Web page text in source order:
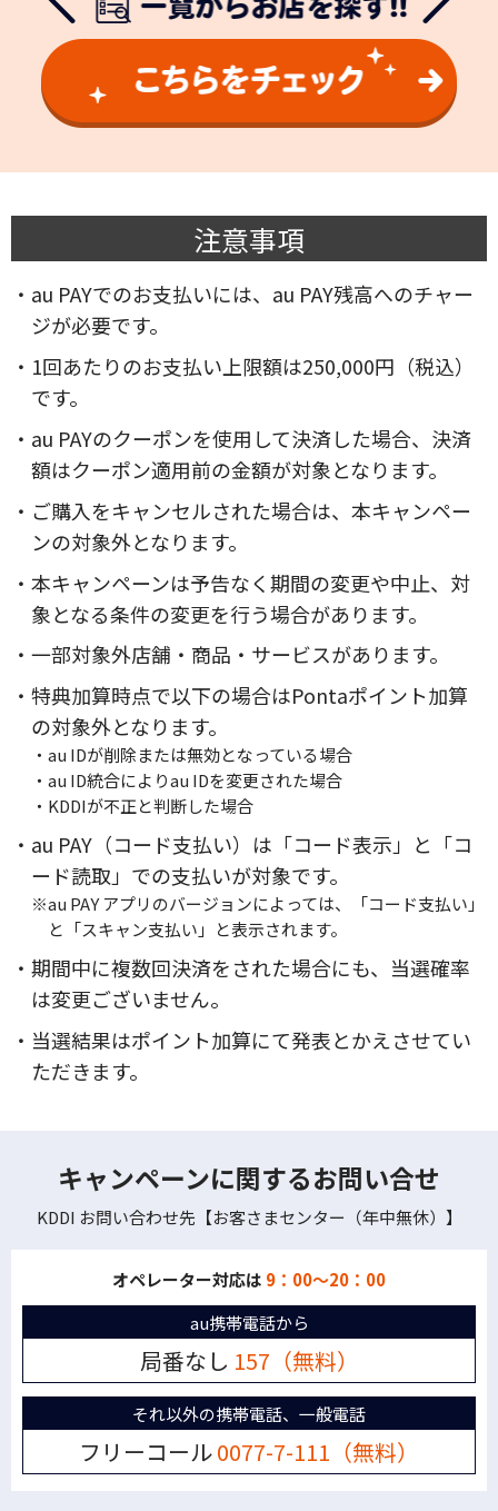
注意事項
・au PAYでのお支払いには、au PAY残高へのチャー
ジが必要です。
・1回あたりのお支払い上限額は250,000円（税込）
です。
・au PAYのクーポンを使用して決済した場合、決済
額はクーポン適用前の金額が対象となります。
・ご購入をキャンセルされた場合は、本キャンペー
ンの対象外となります。
・本キャンペーンは予告なく期間の変更や中止、対
象となる条件の変更を行う場合があります。
・一部対象外店舗・商品・サービスがあります。
・特典加算時点で以下の場合はPontaポイント加算
の対象外となります。
・au IDが削除または無効となっている場合
・au ID統合によりau IDを変更された場合
・KDDIが不正と判断した場合
・au PAY（コード支払い）は「コード表示」と「コ
ード読取」での支払いが対象です。
※au PAY アプリのバージョンによっては、「コード支払い」
と「スキャン支払い」と表示されます。
・期間中に複数回決済をされた場合にも、当選確率
は変更ございません。
・当選結果はポイント加算にて発表とかえさせてい
ただきます。
キャンペーンに関するお問い合せ
KDDI お問い合わせ先【お客さまセンター（年中無休）】
オペレーター対応は 9：00～20：00
au携帯電話から
局番なし 157（無料）
それ以外の携帯電話、一般電話
フリーコール0077-7-111（無料）